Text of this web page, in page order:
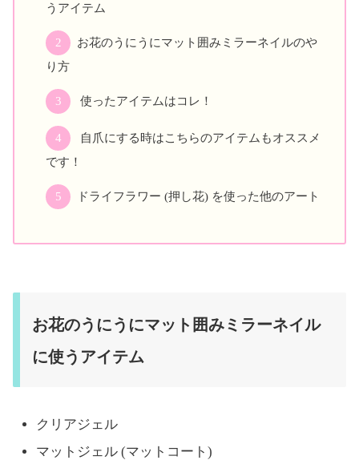
うアイテム
お花のうにうにマット囲みミラーネイルのや
り方
使ったアイテムはコレ！
自爪にする時はこちらのアイテムもオススメ
です！
ドライフラワー (押し花) を使った他のアート
お花のうにうにマット囲みミラーネイル
に使うアイテム
クリアジェル
マットジェル (マットコート)